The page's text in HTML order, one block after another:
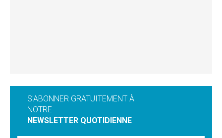
S'ABONNER GRATUITEMENT À
NOTRE
NEWSLETTER QUOTIDIENNE